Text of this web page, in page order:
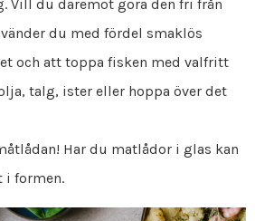
Vill du däremot göra den fri från
du med fördel smaklös
och att toppa fisken med valfritt
talg, ister eller hoppa över det
Har du matlådor i glas kan
formen.